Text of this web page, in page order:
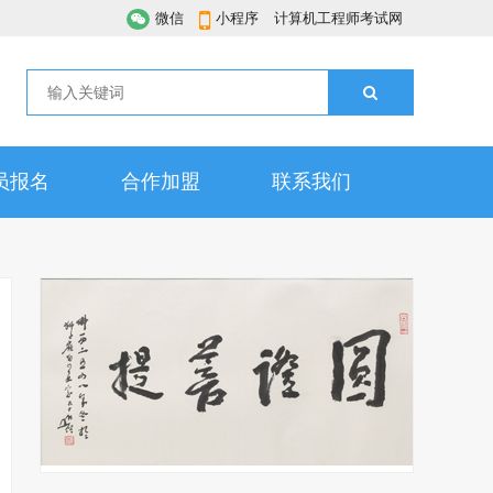
微信 小程序 计算机工程师考试网
报名 合作加盟 联系我们